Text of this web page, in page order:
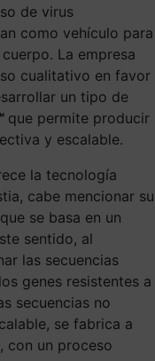
de virus
como vehículo para
La empresa
cualitativo en favor
un tipo de
que permite producir
y escalable.
la tecnología
cabe mencionar su
se basa en un
sentido, al
las secuencias
genes resistentes a
secuencias no
se fabrica a
con un proceso